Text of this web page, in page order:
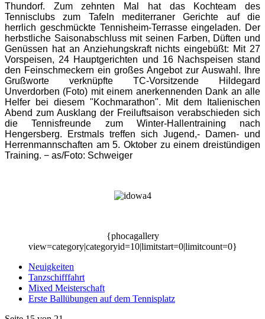
Thundorf. Zum zehnten Mal hat das Kochteam des
Tennisclubs zum Tafeln mediterraner Gerichte auf die
herrlich geschmückte Tennisheim-Terrasse eingeladen. Der
herbstliche Saisonabschluss mit seinen Farben, Düften und
Genüssen hat an Anziehungskraft nichts eingebüßt: Mit 27
Vorspeisen, 24 Hauptgerichten und 16 Nachspeisen stand
den Feinschmeckern ein großes Angebot zur Auswahl. Ihre
Grußworte verknüpfte TC-Vorsitzende
Hildegard
Unverdorben (Foto) mit einem anerkennenden Dank an alle
Helfer bei diesem "Kochmarathon". Mit dem Italienischen
Abend zum Ausklang der Freiluftsaison verabschieden sich
die Tennisfreunde zum Winter-Hallentraining nach
Hengersberg. Erstmals treffen sich Jugend,- Damen- und
Herrenmannschaften am 5. Oktober zu einem dreistündigen
Training. − as/Foto: Schweiger
{phocagallery
view=category|categoryid=10|limitstart=0|limitcount=0}
Neuigkeiten
Tanzschifffahrt
Mixed Meisterschaft
Erste Ballübungen auf dem Tennisplatz